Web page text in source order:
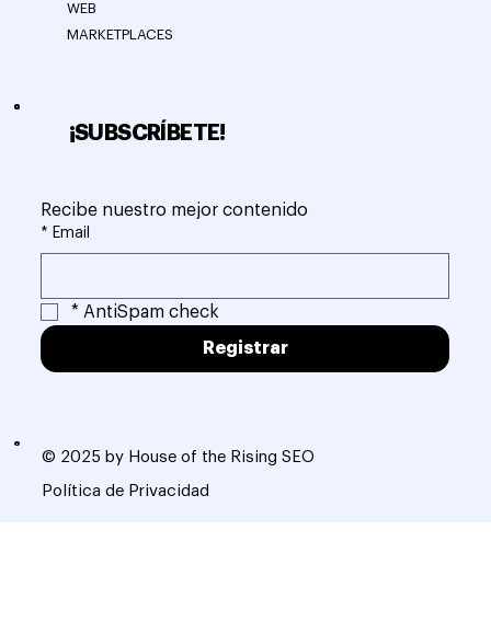
© 2025 by House of the Rising SEO
Política de Privacidad
¡SUBSCRÍBETE!
Recibe nuestro mejor contenido
* Email
* AntiSpam check
Registrar
WEB
MARKETPLACES